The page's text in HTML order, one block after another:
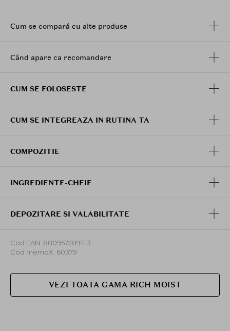
Cum se compară cu alte produse
Când apare ca recomandare
CUM SE FOLOSESTE
CUM SE INTEGREAZA IN RUTINA TA
COMPOZITIE
INGREDIENTE-CHEIE
DEPOZITARE SI VALABILITATE
Cod EAN: 8809572891113
Cod memoX: 60379
VEZI TOATA GAMA RICH MOIST